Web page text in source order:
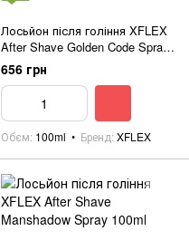
Лосьйон після гоління XFLEX
After Shave Golden Code Spray
100ml
656 грн
Обєм 100ml Бренд XFLEX